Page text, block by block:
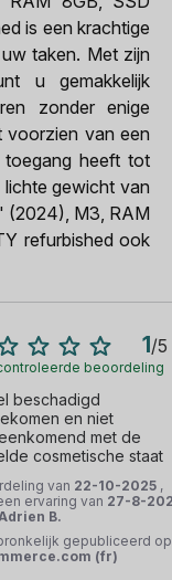
is een krachtige
taken. Met zijn
u gemakkelijk
zonder enige
voorzien van een
toegang heeft tot
gewicht van
(2024), M3, RAM
refurbished ook
1/5
beoordeling
beschadigd
en niet
met de
cosmetische staat
van 22-10-2025 ,
ervaring van 27-8-
B.
gepubliceerd op
(fr)